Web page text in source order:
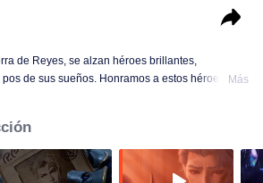
de Reyes, se alzan héroes brillantes,
de sus sueños. Honramos a estos héroes yMás